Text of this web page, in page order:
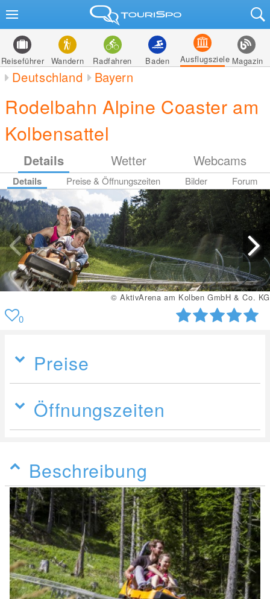
Reiseführer Wandern Radfahren Baden Ausflugsziele Magazin
Deutschland Bayern
Rodelbahn Alpine Coaster am
Kolbensattel
Details Wetter Webcams
Details Preise & Öffnungszeiten Bilder Forum
© AktivArena am Kolben GmbH & Co. KG
0
Preise
Öffnungszeiten
Beschreibung